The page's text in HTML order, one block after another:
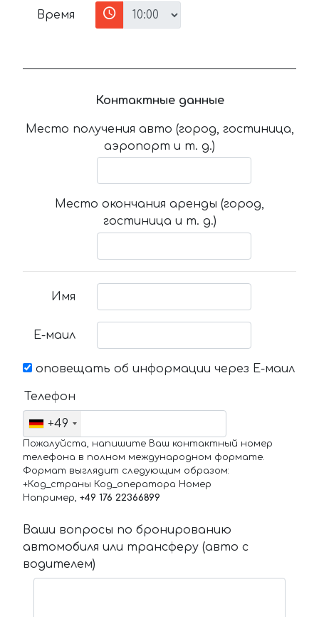
Время
Контактные данные
Место получения авто (город, гостиница,
аэропорт и т. д.)
Место окончания аренды (город,
гостиница и т. д.)
Имя
Е-маил
оповещать об информации через Е-маил
Телефон
+49
Пожалуйста, напишите Ваш контактный номер
телефона в полном международном формате.
Формат выглядит следующим образом:
+Код_страны Код_оператора Номер
Например, +49 176 22366899
Ваши вопросы по бронированию
автомобиля или трансферу (авто с
водителем)